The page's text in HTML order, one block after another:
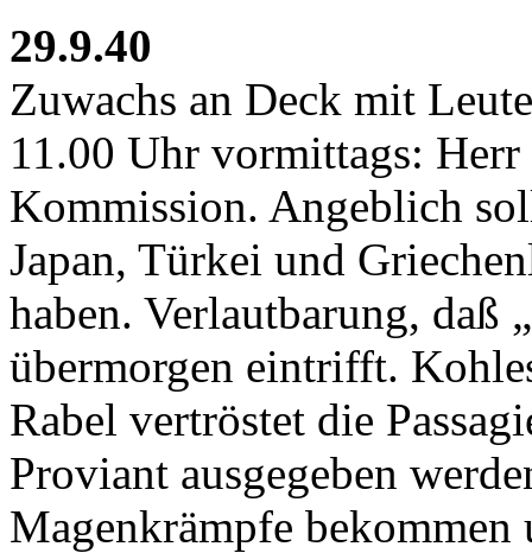
29.9.40
Zuwachs an Deck mit
11.00 Uhr vormittags:
Kommission. Angeblich
Japan, Türkei und
haben. Verlautbarung, daß
übermorgen eintrifft.
Rabel vertröstet die
Proviant ausgegeben
Magenkrämpfe